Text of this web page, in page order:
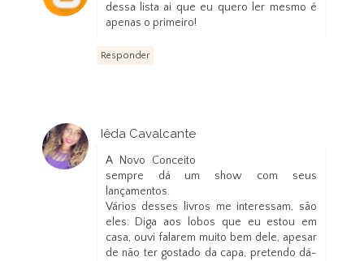
dessa lista ai que eu quero ler mesmo é
apenas o primeiro!
Responder
Iêda Cavalcante
A Novo Conceito
sempre dá um show com seus
lançamentos.
Vários desses livros me interessam, são
eles: Diga aos lobos que eu estou em
casa, ouvi falarem muito bem dele, apesar
de não ter gostado da capa, pretendo dá-